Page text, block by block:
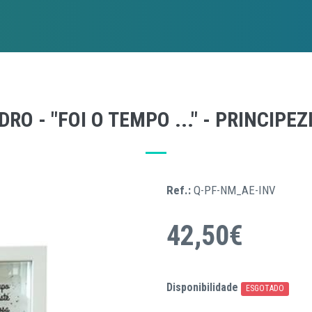
- "FOI O TEMPO ..." -
Ref.: Q-PF-NM_AE-INV
42,50€
Disponibilidade ESGOTADO